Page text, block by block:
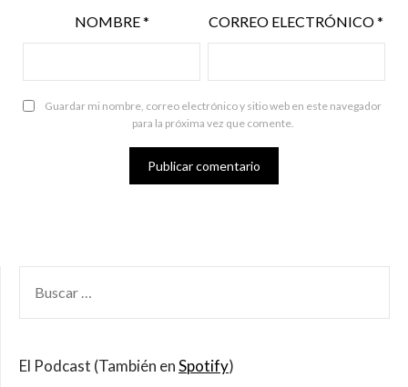
NOMBRE* CORREO ELECTRÓNICO*
Guardar mi nombre, correo electrónico y sitio web en este navegador
para la próxima vez que comente.
POR:
El Podcast (También enSpotify)